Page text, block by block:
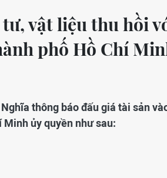
vật liệu thu hồi
phố Hồ Chí
thông báo đấu giá tài sản
ủy quyền như sau: